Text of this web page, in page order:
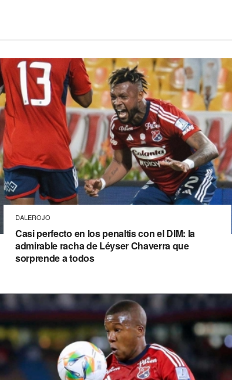
DALEROJO
Casi perfecto en los penaltis con el DIM: la
admirable racha de Léyser Chaverra que
sorprende a todos